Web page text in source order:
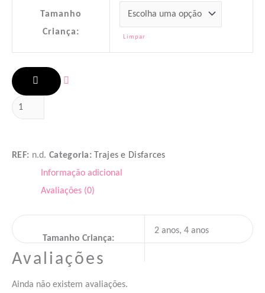
Tamanho
Criança:
Limpar
REF: n.d. Categoria: Trajes e Disfarces
Informação adicional
Avaliações (0)
Tamanho Criança:
2 anos, 4 anos
Avaliações
Ainda não existem avaliações.